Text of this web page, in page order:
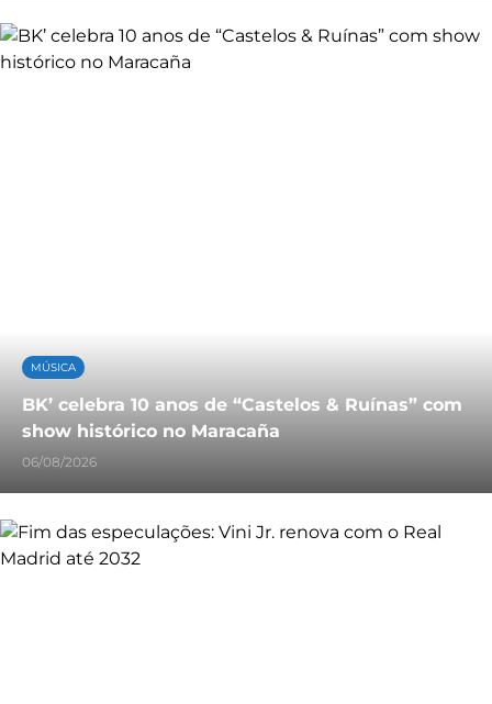
MÚSICA
BK’ celebra 10 anos de “Castelos & Ruínas” com
show histórico no Maracaña
06/08/2026